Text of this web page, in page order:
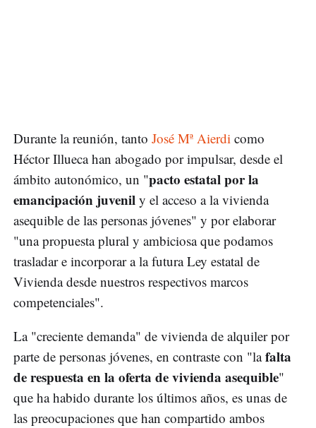
Durante la reunión, tanto José Mª Aierdi como
Héctor Illueca han abogado por impulsar, desde el
ámbito autonómico, un "pacto estatal por la
emancipación juvenil y el acceso a la vivienda
asequible de las personas jóvenes" y por elaborar
"una propuesta plural y ambiciosa que podamos
trasladar e incorporar a la futura Ley estatal de
Vivienda desde nuestros respectivos marcos
competenciales".
La "creciente demanda" de vivienda de alquiler por
parte de personas jóvenes, en contraste con "lafalta
de respuesta en la oferta de vivienda asequible"
que ha habido durante los últimos años, es unas de
las preocupaciones que han compartido ambos